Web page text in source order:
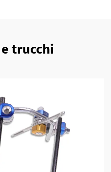
trucchi